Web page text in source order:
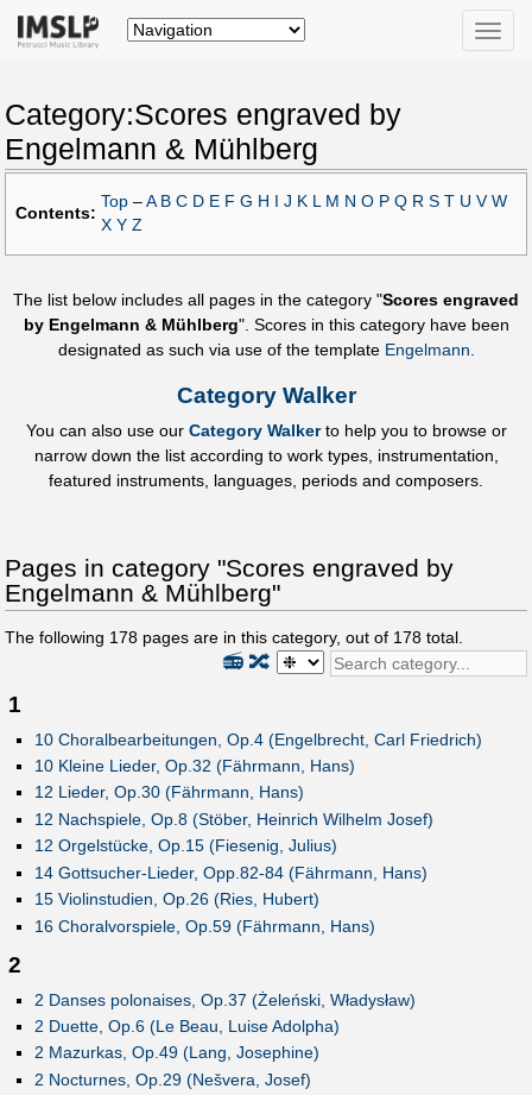
Toggle
Category:Scores engraved by
Engelmann & Mühlberg
Contents:
Top – A B C D E F G H J K M N O P Q R S T U V W
X Y Z
The list below includes all pages in the category "Scores engraved
by Engelmann & Mühlberg". Scores in this category have been
designated as such via use of the template Engelmann.
Category Walker
You can also use our Category Walkerto help you to browse or
narrow down the list according to work types, instrumentation,
featured instruments, languages, periods and composers.
Pages in category "Scores engraved by
Engelmann & Mühlberg"
The following 178 pages are in this category, out of 178 total.
🔀
📻
1
10 Choralbearbeitungen, Op.4 (Engelbrecht, Carl Friedrich)
10 Kleine Lieder, Op.32 (Fährmann, Hans)
12 Lieder, Op.30 (Fährmann, Hans)
12 Nachspiele, Op.8 (Stöber, Heinrich Wilhelm Josef)
12 Orgelstücke, Op.15 (Fiesenig, Julius)
14 Gottsucher-Lieder, Opp.82-84 (Fährmann, Hans)
15 Violinstudien, Op.26 (Ries, Hubert)
16 Choralvorspiele, Op.59 (Fährmann, Hans)
2
2 Danses polonaises, Op.37 (Żeleński, Władysław)
2 Duette, Op.6 (Le Beau, Luise Adolpha)
2 Mazurkas, Op.49 (Lang, Josephine)
2 Nocturnes, Op.29 (Nešvera, Josef)